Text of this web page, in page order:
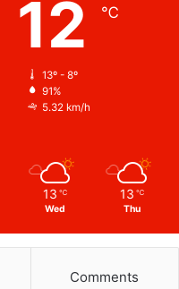
12 ℃
13º - 8º
91%
5.32 km/h
13 ℃
Wed
13 ℃
Thu
Comments